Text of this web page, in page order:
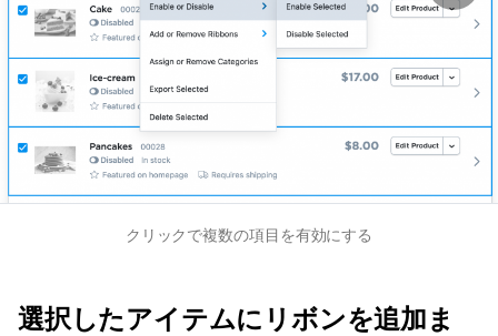
クリックで複数の項目を有効にする
選択したアイテムにリボンを追加ま